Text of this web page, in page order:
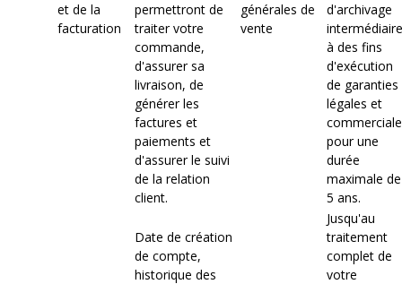
et de la
facturation
permettront de
traiter votre
commande,
d'assurer sa
livraison, de
générer les
factures et
paiements et
d'assurer le suivi
de la relation
client.
générales de
vente
d'archivage
intermédiaire
à des fins
d'exécution
de garanties
légales et
pour une
durée
maximale de
5 ans.
Date de création
de compte,
historique des
Jusqu'au
traitement
complet de
votre